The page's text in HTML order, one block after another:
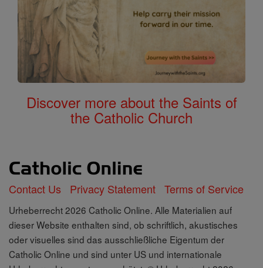
Discover more about the Saints of
the Catholic Church
Contact Us Privacy Statement Terms of Service
Urheberrecht 2026 Catholic Online. Alle Materialien auf
dieser Website enthalten sind, ob schriftlich, akustisches
oder visuelles sind das ausschließliche Eigentum der
Catholic Online und sind unter US und internationale